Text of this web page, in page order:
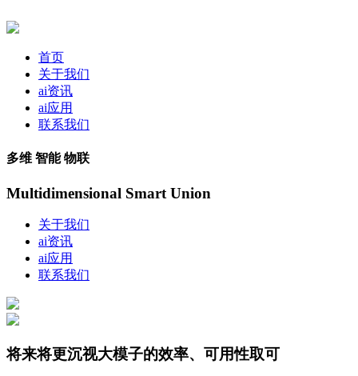
首页
关于我们
ai资讯
ai应用
联系我们
多维 智能 物联
Multidimensional Smart Union
关于我们
ai资讯
ai应用
联系我们
将来将更沉视大模子的效率、可用性取可